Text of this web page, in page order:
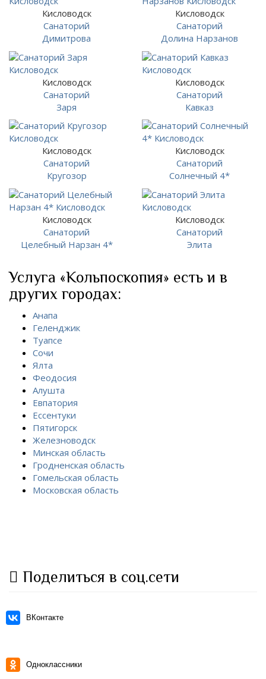
Кисловодск
Санаторий
Димитрова
Кисловодск
Санаторий
Долина Нарзанов
Кисловодск
Санаторий
Заря
Кисловодск
Санаторий
Кавказ
Кисловодск
Санаторий
Кругозор
Кисловодск
Санаторий
Солнечный 4*
Кисловодск
Санаторий
Целебный Нарзан 4*
Кисловодск
Санаторий
Элита
Услуга «Кольпоскопия» есть и в
других городах:
Анапа
Геленджик
Туапсе
Сочи
Ялта
Феодосия
Алушта
Евпатория
Ессентуки
Пятигорск
Железноводск
Минская область
Гродненская область
Гомельская область
Московская область
Поделиться в соц.сети
ВКонтакте
Одноклассники